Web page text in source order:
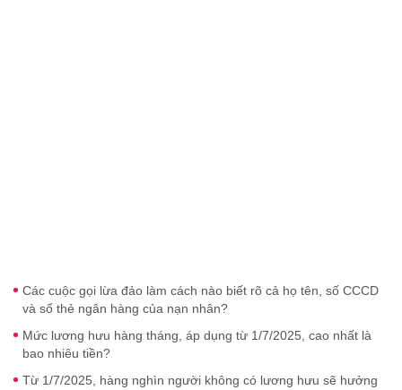
Các cuộc gọi lừa đảo làm cách nào biết rõ cả họ tên, số CCCD
và số thẻ ngân hàng của nạn nhân?
Mức lương hưu hàng tháng, áp dụng từ 1/7/2025, cao nhất là
bao nhiêu tiền?
Từ 1/7/2025, hàng nghìn người không có lương hưu sẽ hưởng